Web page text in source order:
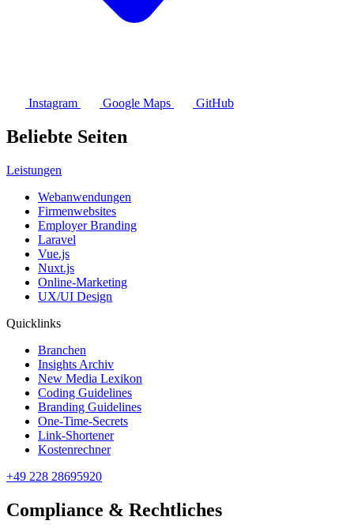
Instagram Google Maps GitHub
Beliebte Seiten
Leistungen
Webanwendungen
Firmenwebsites
Employer Branding
Laravel
Vue.js
Nuxt.js
Online-Marketing
UX/UI Design
Quicklinks
Branchen
Insights Archiv
New Media Lexikon
Coding Guidelines
Branding Guidelines
One-Time-Secrets
Link-Shortener
Kostenrechner
+49 228 28695920
Compliance & Rechtliches